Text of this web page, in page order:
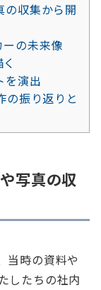
の収集から開
の未来像
を演出
の振り返りと
写真の収
当時の資料や
したちの社内